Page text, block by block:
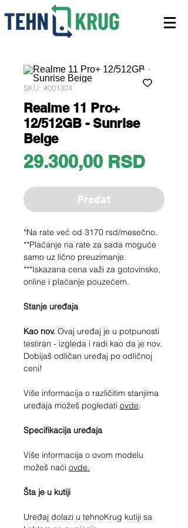
SKU: #001324
Realme 11 Pro+
12/512GB - Sunrise
Beige
29.300,00 RSDPrice
Prodat
*Na rate već od 3170 rsd/mesečno.
**Plaćanje na rate za sada moguće
samo uz lično preuzimanje.
***Iskazana cena važi za gotovinsko,
online i plaćanje pouzećem.
Stanje uređaja
Kao nov. Ovaj uređaj je u potpunosti
testiran - izgleda i radi kao da je nov.
Dobijaš odličan uređaj po odličnoj
ceni!
Više informacija o različitim stanjima
uređaja možeš pogledati ovde.
Specifikacija uređaja
Više informacija o ovom modelu
možeš naći ovde.
Šta je u kutiji
Uređaj dolazi u tehnoKrug kutiji sa